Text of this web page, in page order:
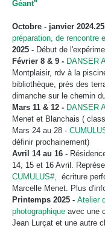
Géant"
Octobre - janvier 2024.25
préparation, de rencontre
2025 - Début de
Février 8 & 9 - DANSER
Montplaisir, rdv à la
bibliothèque, près des
dimanche sur le chemin
Mars 11 & 12 - DANSER
Menet et Blanchais (
Mars 24 au 28 -
définir prochainement)
Avril 14 au 16 -
14, 15 et 16 Avril.
CUMULUS#, écriture
Marcelle Menet. Plus
Printemps 2025 - Atelier
photographique avec une
Jean Lurçat et une autre